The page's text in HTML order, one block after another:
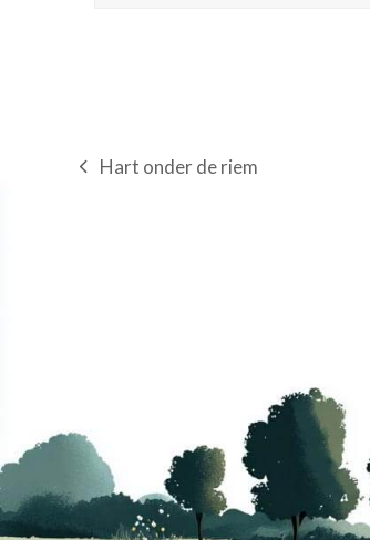
previous
Hart onder de riem